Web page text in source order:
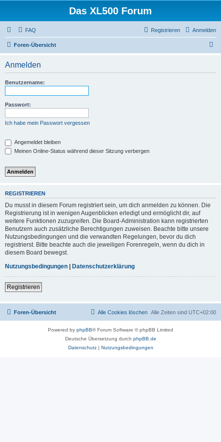
Das XL500 Forum
FAQ Anmelden
Registrieren
Foren-Übersicht
Anmelden
Benutzername:
Passwort:
Ich habe mein Passwort vergessen
Angemeldet bleiben
Meinen Online-Status während dieser Sitzung verbergen
REGISTRIEREN
Du musst in diesem Forum registriert sein, um dich anmelden zu können. Die
Registrierung ist in wenigen Augenblicken erledigt und ermöglicht dir, auf
weitere Funktionen zuzugreifen. Die Board-Administration kann registrierten
Benutzern auch zusätzliche Berechtigungen zuweisen. Beachte bitte unsere
Nutzungsbedingungen und die verwandten Regelungen, bevor du dich
registrierst. Bitte beachte auch die jeweiligen Forenregeln, wenn du dich in
diesem Board bewegst.
Nutzungsbedingungen | Datenschutzerklärung
Registrieren
Foren-Übersicht Alle Zeiten sind UTC+02:00
Alle Cookies löschen
Powered by phpBB® Forum Software © phpBB Limited
Deutsche Übersetzung durch phpBB.de
Datenschutz| Nutzungsbedingungen